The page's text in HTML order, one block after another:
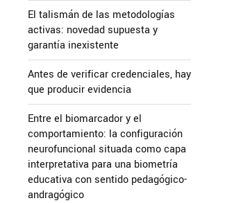
El talismán de las metodologías
activas: novedad supuesta y
garantía inexistente
Antes de verificar credenciales, hay
que producir evidencia
Entre el biomarcador y el
comportamiento: la configuración
neurofuncional situada como capa
interpretativa para una biometría
educativa con sentido pedagógico-
andragógico